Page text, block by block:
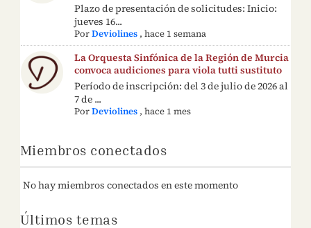
Plazo de presentación de solicitudes: Inicio:
jueves 16...
PorDeviolines ,hace 1 semana
La Orquesta Sinfónica de la Región de Murcia
convoca audiciones para viola tutti sustituto
Período de inscripción: del 3 de julio de 2026 al
7 de ...
PorDeviolines ,hace 1 mes
Miembros conectados
No hay miembros conectados en este momento
Últimos temas